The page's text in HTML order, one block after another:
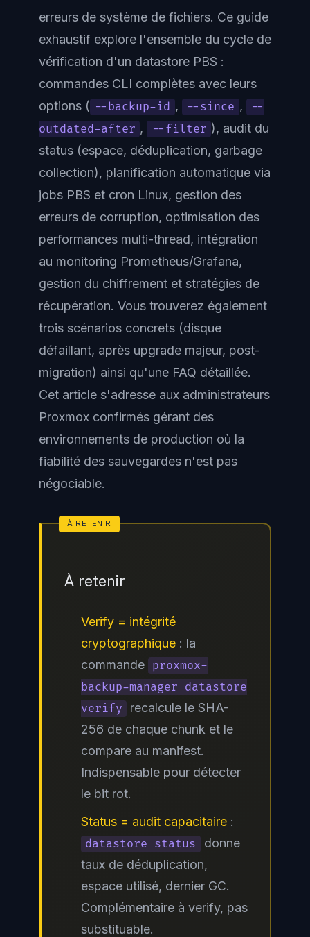
erreurs de système de fichiers. Ce guide
exhaustif explore l'ensemble du cycle de
vérification d'un datastore PBS :
commandes CLI complètes avec leurs
options ( --backup-id , --since ,
--
outdated-after , --filter ), audit du
status (espace, déduplication, garbage
collection), planification automatique via
jobs PBS et cron Linux, gestion des
erreurs de corruption, optimisation des
performances multi-thread, intégration
au monitoring Prometheus/Grafana,
gestion du chiffrement et stratégies de
récupération. Vous trouverez également
trois scénarios concrets (disque
défaillant, après upgrade majeur, post-
migration) ainsi qu'une FAQ détaillée.
Cet article s'adresse aux administrateurs
Proxmox confirmés gérant des
environnements de production où la
fiabilité des sauvegardes n'est pas
négociable.
À retenir
Verify = intégrité
cryptographique : la
commande proxmox-
backup-manager datastore
verify
recalcule le SHA-
256 de chaque chunk et le
compare au manifest.
Indispensable pour détecter
le bit rot.
Status = audit capacitaire :
datastore status
donne
taux de déduplication,
espace utilisé, dernier GC.
Complémentaire à verify, pas
substituable.